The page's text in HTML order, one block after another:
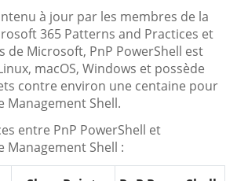
à jour par les membres de la
365 Patterns and Practices et
de Microsoft, PnP PowerShell est
macOS, Windows et possède
contre environ une centaine pour
Management Shell.
entre PnP PowerShell et
Management Shell :